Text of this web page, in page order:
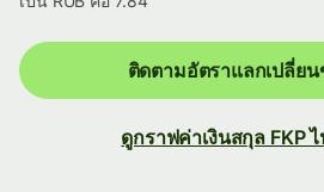
ติดตามอัตราแลกเปลี่ย
ดูกราฟค่าเงินสกุล FKP ไ